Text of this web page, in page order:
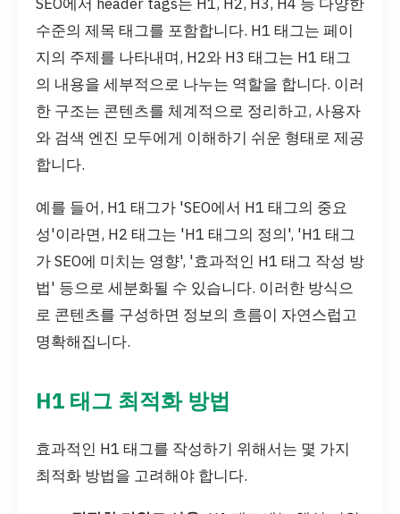
수준의 제목 태그를 포함합니다. H1 태그는 페이
지의 주제를 나타내며, H2와 H3 태그는 H1 태그
의 내용을 세부적으로 나누는 역할을 합니다. 이러
한 구조는 콘텐츠를 체계적으로 정리하고, 사용자
와 검색 엔진 모두에게 이해하기 쉬운 형태로 제공
합니다.
예를 들어, H1 태그가 'SEO에서 H1 태그의 중요
성'이라면, H2 태그는 'H1 태그의 정의', 'H1 태그
가 SEO에 미치는 영향', '효과적인 H1 태그 작성 방
법' 등으로 세분화될 수 있습니다. 이러한 방식으
로 콘텐츠를 구성하면 정보의 흐름이 자연스럽고
명확해집니다.
H1 태그 최적화 방법
효과적인 H1 태그를 작성하기 위해서는 몇 가지
최적화 방법을 고려해야 합니다.